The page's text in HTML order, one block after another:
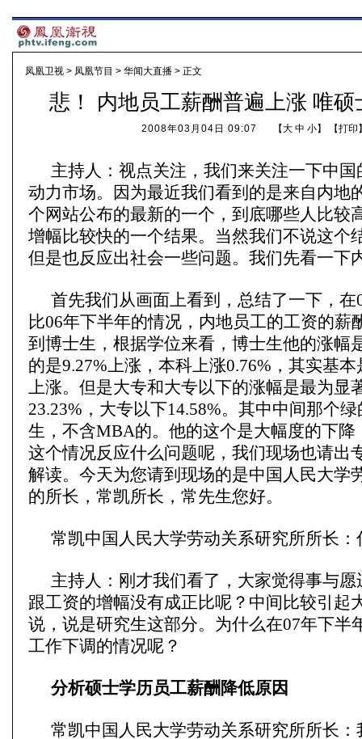
凤凰卫视 > 凤凰节目 > 华闻大直播 > 正文
悲！ 内地员工薪酬普遍上涨 唯硕
2008年03月04日 09:07 【大 中 小】 【打印
主持人：视点关注，我们来关注一下中
动力市场。因为最近我们看到的是来自内地
个网站公布的最新的一个，到底哪些人比较
增幅比较快的一个结果。当然我们不说这个
但是也反应出社会一些问题。我们先看一下
首先我们从画面上看到，总结了一下，在
比06年下半年的情况，内地员工的工资的薪
到博士生，根据学位来看，博士生他的涨幅
的是9.27%上涨，本科上涨0.76%，其实基
上涨。但是大专和大专以下的涨幅是最为显
23.23%，大专以下14.58%。其中中间那个
生，不含MBA的。他的这个是大幅度的下降
这个情况反应什么问题呢，我们现场也请出
解读。今天为您请到现场的是中国人民大学
的所长，常凯所长，常先生您好。
常凯中国人民大学劳动关系研究所所长：
主持人：刚才我们看了，大家觉得事与
跟工资的增幅没有成正比呢？中间比较引起
说，说是研究生这部分。为什么在07年下半
工作下调的情况呢？
分析硕士学历员工薪酬降低原因
常凯中国人民大学劳动关系研究所所长：